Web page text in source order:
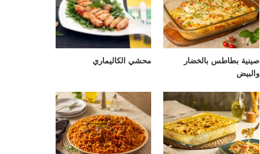
صينية بطاطس بالخضار
والبيض
محشي الكاليماري